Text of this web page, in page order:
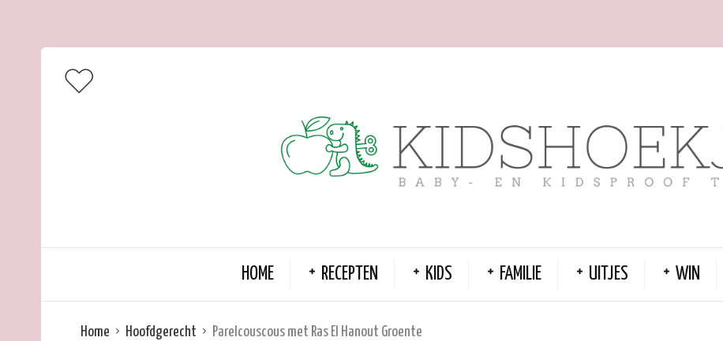
HOME RECEPTEN KIDS FAMILIE UITJES WIN
Home Hoofdgerecht Parelcouscous met Ras El Hanout Groente